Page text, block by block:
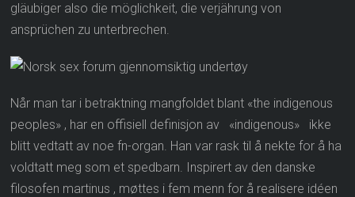
gläubiger also die möglichkeit, die verjährung von
ansprüchen zu unterbrechen.
Når man tar i betraktning mangfoldet blant «the indigenous
peoples» , har en offisiell definisjon av «indigenous» ikke
blitt vedtatt av noe fn-organ. Han var rask til å nekte for å ha
voldtatt meg som et spedbarn. Inspirert av den danske
filosofen martinus , møttes i fem menn for å realisere idéen